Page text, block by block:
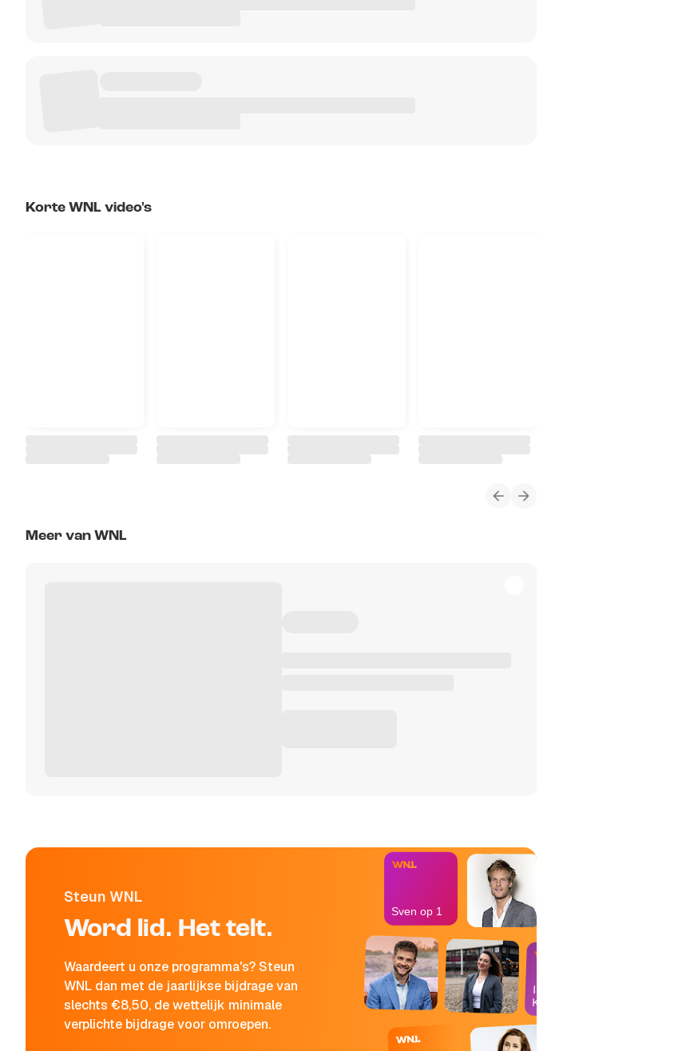
Korte WNL video's
Meer van WNL
Steun WNL
Word lid. Het telt.
Waardeert u onze programma's? Steun
WNL dan met de jaarlijkse bijdrage van
slechts €8,50, de wettelijk minimale
verplichte bijdrage voor omroepen.
In de
Kantine
Sven op 1